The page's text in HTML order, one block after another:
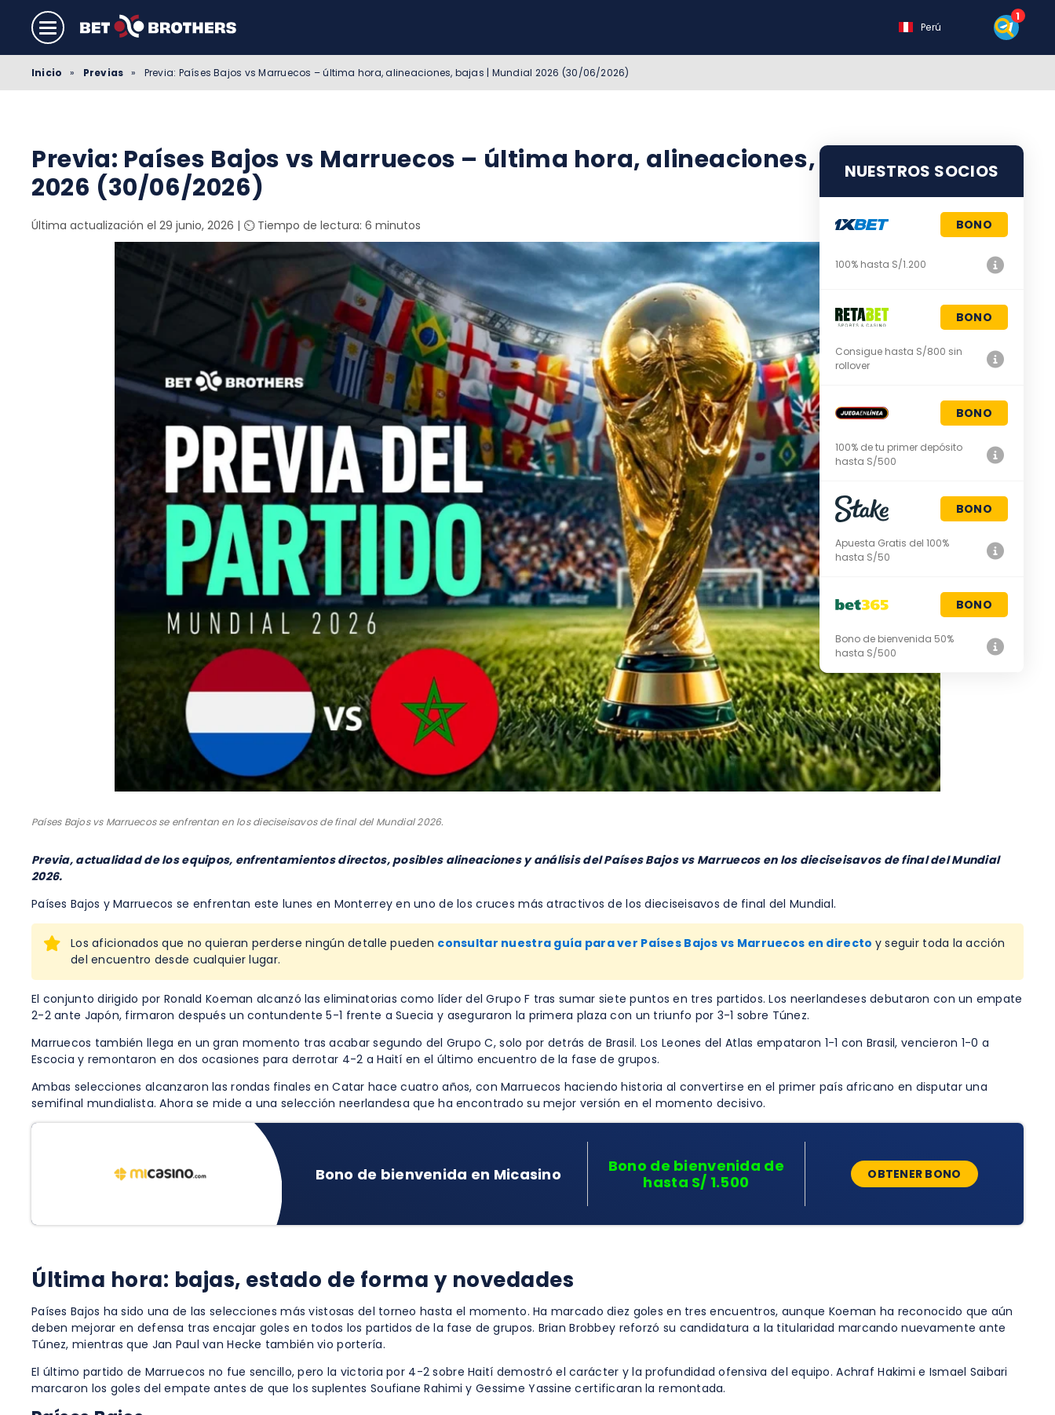
Perú
Inicio » Previas » Previa: Países Bajos vs Marruecos – última hora, alineaciones, bajas | Mundial 2026 (30/06/2026)
Previa: Países Bajos vs Marruecos – última hora, alineaciones, bajas | Mundial
2026 (30/06/2026)
Última actualización el 29 junio, 2026 | ⏲️ Tiempo de lectura: 6 minutos
Países Bajos vs Marruecos se enfrentan en los dieciseisavos de final del Mundial 2026.
Previa, actualidad de los equipos, enfrentamientos directos, posibles alineaciones y análisis del Países Bajos vs Marruecos en los dieciseisavos de final del Mundial
2026.
Países Bajos y Marruecos se enfrentan este lunes en Monterrey en uno de los cruces más atractivos de los dieciseisavos de final del Mundial.
Los aficionados que no quieran perderse ningún detalle pueden consultar nuestra guía para ver Países Bajos vs Marruecos en directo y seguir toda la acción
del encuentro desde cualquier lugar.
El conjunto dirigido por Ronald Koeman alcanzó las eliminatorias como líder del Grupo F tras sumar siete puntos en tres partidos. Los neerlandeses debutaron con un empate
2-2 ante Japón, firmaron después un contundente 5-1 frente a Suecia y aseguraron la primera plaza con un triunfo por 3-1 sobre Túnez.
Marruecos también llega en un gran momento tras acabar segundo del Grupo C, solo por detrás de Brasil. Los Leones del Atlas empataron 1-1 con Brasil, vencieron 1-0 a
Escocia y remontaron en dos ocasiones para derrotar 4-2 a Haití en el último encuentro de la fase de grupos.
Ambas selecciones alcanzaron las rondas finales en Catar hace cuatro años, con Marruecos haciendo historia al convertirse en el primer país africano en disputar una
semifinal mundialista. Ahora se mide a una selección neerlandesa que ha encontrado su mejor versión en el momento decisivo.
Bono de bienvenida en Micasino
Bono de bienvenida de
hasta S/ 1.500
OBTENER BONO
Última hora: bajas, estado de forma y novedades
Países Bajos ha sido una de las selecciones más vistosas del torneo hasta el momento. Ha marcado diez goles en tres encuentros, aunque Koeman ha reconocido que aún
deben mejorar en defensa tras encajar goles en todos los partidos de la fase de grupos. Brian Brobbey reforzó su candidatura a la titularidad marcando nuevamente ante
Túnez, mientras que Jan Paul van Hecke también vio portería.
El último partido de Marruecos no fue sencillo, pero la victoria por 4-2 sobre Haití demostró el carácter y la profundidad ofensiva del equipo. Achraf Hakimi e Ismael Saibari
marcaron los goles del empate antes de que los suplentes Soufiane Rahimi y Gessime Yassine certificaran la remontada.
NUESTROS SOCIOS
BONO
100% hasta S/1.200
BONO
Consigue hasta S/800 sin
rollover
BONO
100% de tu primer depósito
hasta S/500
BONO
Apuesta Gratis del 100%
hasta S/50
BONO
Bono de bienvenida 50%
hasta S/500